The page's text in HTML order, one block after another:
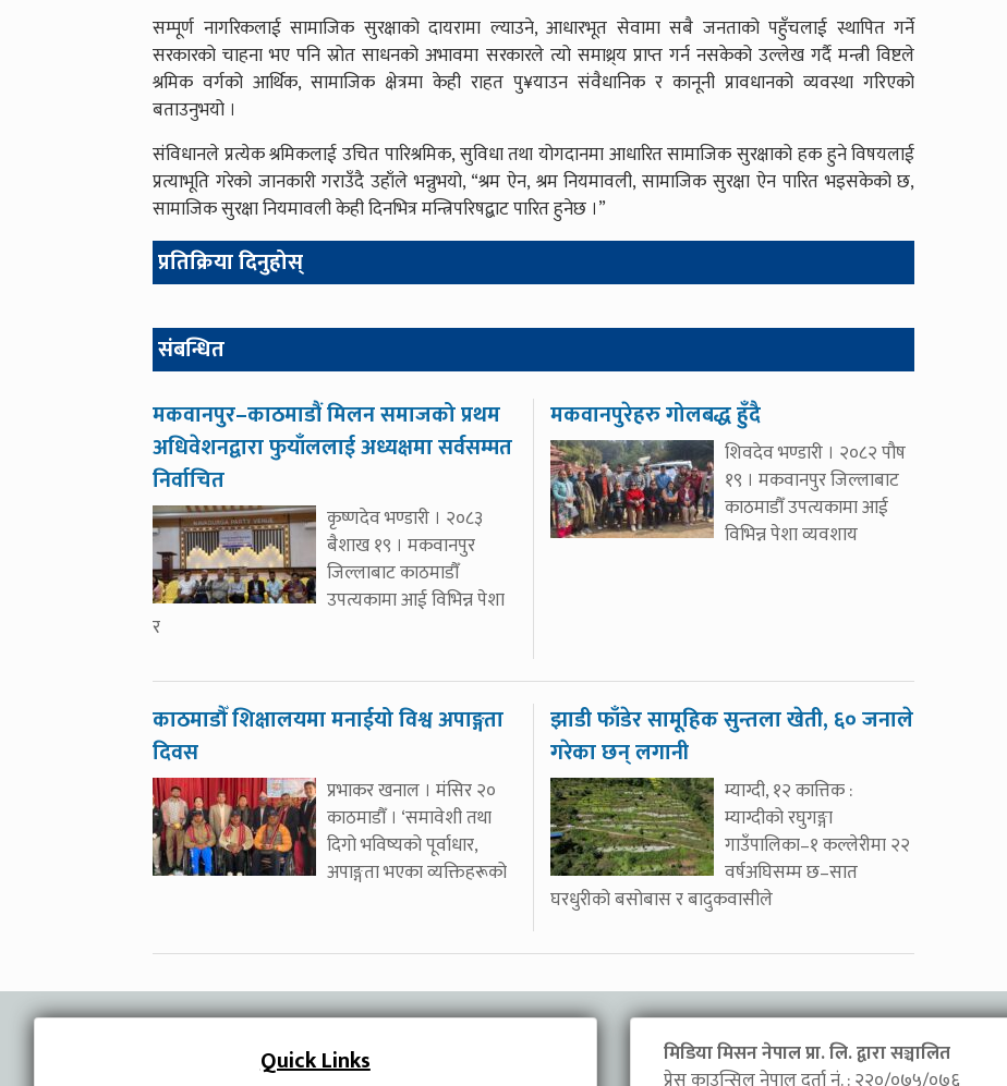
सम्पूर्ण नागरिकलाई सामाजिक सुरक्षाको दायरामा ल्याउने, आधारभूत सेवामा सबै जनताको पहुँचलाई स्थापित गर्ने
सरकारको चाहना भए पनि स्रोत साधनको अभावमा सरकारले त्यो समाथ्र्य प्राप्त गर्न नसकेको उल्लेख गर्दै मन्त्री विष्टले
श्रमिक वर्गको आर्थिक, सामाजिक क्षेत्रमा केही राहत पु¥याउन संवैधानिक र कानूनी प्रावधानको व्यवस्था गरिएको
बताउनुभयो ।
संविधानले प्रत्येक श्रमिकलाई उचित पारिश्रमिक, सुविधा तथा योगदानमा आधारित सामाजिक सुरक्षाको हक हुने विषयलाई
प्रत्याभूति गरेको जानकारी गराउँदै उहाँले भन्नुभयो, “श्रम ऐन, श्रम नियमावली, सामाजिक सुरक्षा ऐन पारित भइसकेको छ,
सामाजिक सुरक्षा नियमावली केही दिनभित्र मन्त्रिपरिषद्बाट पारित हुनेछ ।”
प्रतिक्रिया दिनुहोस्
संबन्धित
मकवानपुर–काठमाडौं मिलन समाजको प्रथम
अधिवेशनद्वारा फुयाँललाई अध्यक्षमा सर्वसम्मत
निर्वाचित
कृष्णदेव भण्डारी । २०८३
बैशाख १९ । मकवानपुर
जिल्लाबाट काठमाडौँ
उपत्यकामा आई विभिन्न पेशा
र
मकवानपुरेहरु गोलबद्ध हुँदै
शिवदेव भण्डारी । २०८२ पौष
१९ । मकवानपुर जिल्लाबाट
काठमाडौँ उपत्यकामा आई
विभिन्न पेशा व्यवशाय
काठमाडौँ शिक्षालयमा मनाईयो विश्व अपाङ्गता
दिवस
प्रभाकर खनाल । मंसिर २०
काठमाडौँ । ‘समावेशी तथा
दिगो भविष्यको पूर्वाधार,
अपाङ्गता भएका व्यक्तिहरूको
झाडी फाँडेर सामूहिक सुन्तला खेती, ६० जनाले
गरेका छन् लगानी
म्याग्दी, १२ कात्तिक :
म्याग्दीको रघुगङ्गा
गाउँपालिका–१ कल्लेरीमा २२
वर्षअघिसम्म छ–सात
घरधुरीको बसोबास र बादुकवासीले
Quick Links
मिडिया मिसन नेपाल प्रा. लि. द्वारा सञ्चालित